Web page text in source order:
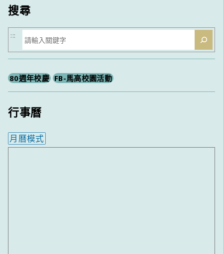
搜尋
搜
尋
:::
80週年校慶 FB-馬高校園活動
行事曆
月曆模式